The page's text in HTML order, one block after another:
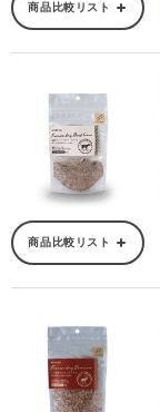
商品比較リスト
商品比較リスト